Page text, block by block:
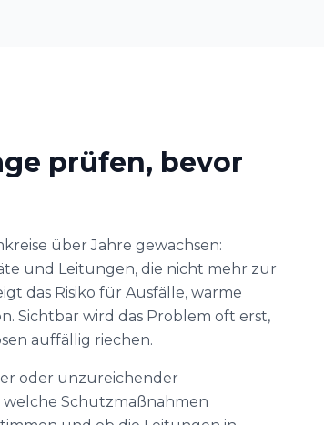
prüfen, bevor
über Jahre gewachsen:
und Leitungen, die nicht mehr zur
das Risiko für Ausfälle, warme
Sichtbar wird das Problem oft erst,
auffällig riechen.
oder unzureichender
Schutzmaßnahmen